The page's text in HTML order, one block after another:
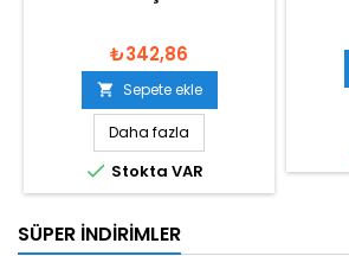
₺342,86
 Sepete ekle
Daha fazla
 Stokta VAR
SÜPER İNDIRIMLER